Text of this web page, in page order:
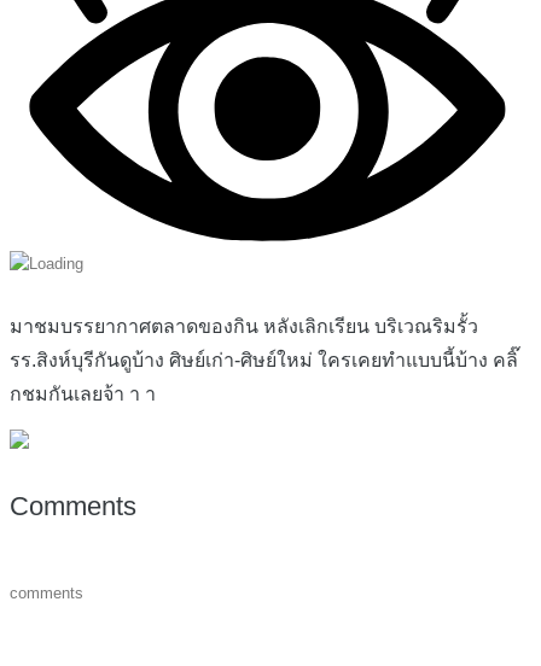
มาชมบรรยากาศตลาดของกิน หลังเลิกเรียน บริเวณริมรั้ว
รร.สิงห์บุรีกันดูบ้าง ศิษย์เก่า-ศิษย์ใหม่ ใครเคยทำแบบนี้บ้าง คลิ๊
กชมกันเลยจ้า า า
Comments
comments